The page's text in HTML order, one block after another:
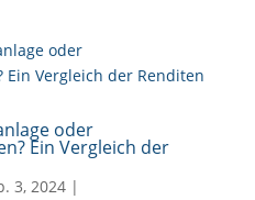
oder
Ein Vergleich der
3, 2024|